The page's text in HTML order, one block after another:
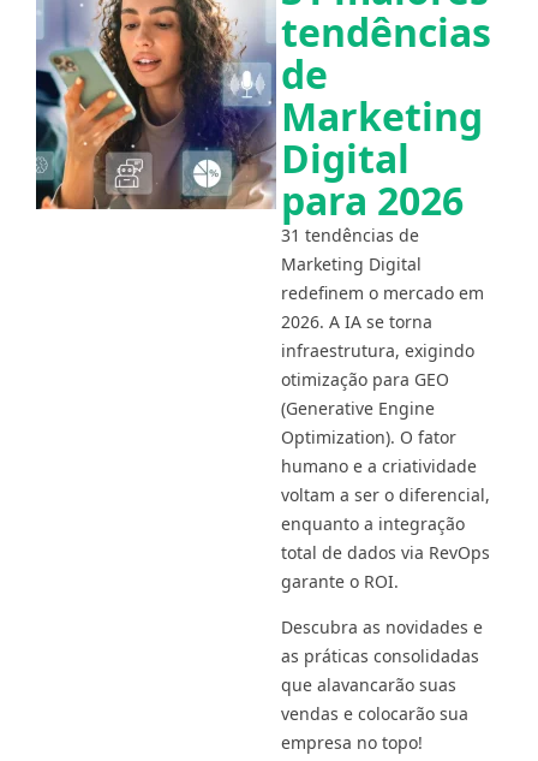
tendências
de
Marketing
Digital
para 2026
31 tendências de
Marketing Digital
redefinem o mercado em
2026. A IA se torna
infraestrutura, exigindo
otimização para GEO
(Generative Engine
Optimization). O fator
humano e a criatividade
voltam a ser o diferencial,
enquanto a integração
total de dados via RevOps
garante o ROI.
Descubra as novidades e
as práticas consolidadas
que alavancarão suas
vendas e colocarão sua
empresa no topo!